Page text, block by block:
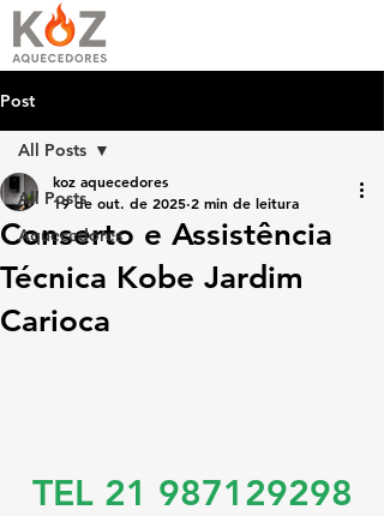
Post
All Posts
Aquecedores
All Posts
Conserto e Assistência
Técnica Kobe Jardim
Carioca
koz aquecedores
19 de out. de 2025 2 min de leitura
TEL 21 987129298